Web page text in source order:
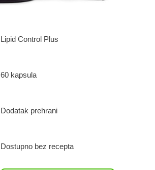
Lipid Control Plus
60 kapsula
Dodatak prehrani
Dostupno bez recepta